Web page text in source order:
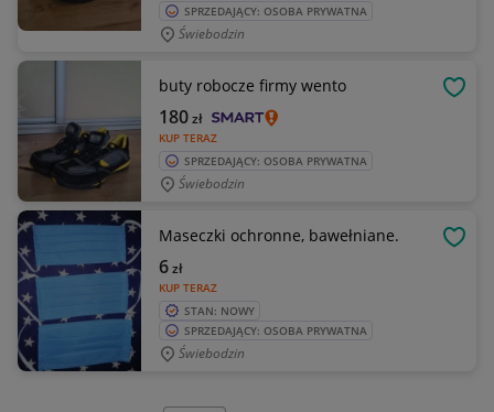
SPRZEDAJĄCY: OSOBA PRYWATNA
Świebodzin
buty robocze firmy wento
KUP TERAZ
180zł
SPRZEDAJĄCY: OSOBA PRYWATNA
Świebodzin
Maseczki ochronne, bawełniane.
KUP TERAZ
6zł
STAN: NOWY
SPRZEDAJĄCY: OSOBA PRYWATNA
Świebodzin